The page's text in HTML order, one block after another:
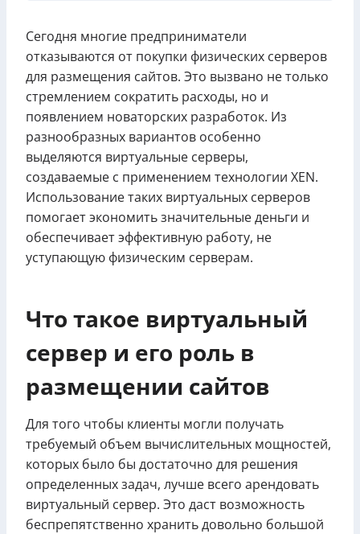
Сегодня многие предприниматели
отказываются от покупки физических серверов
для размещения сайтов. Это вызвано не только
стремлением сократить расходы, но и
появлением новаторских разработок. Из
разнообразных вариантов особенно
выделяются виртуальные серверы,
создаваемые с применением технологии XEN.
Использование таких виртуальных серверов
помогает экономить значительные деньги и
обеспечивает эффективную работу, не
уступающую физическим серверам.
Что такое виртуальный
сервер и его роль в
размещении сайтов
Для того чтобы клиенты могли получать
требуемый объем вычислительных мощностей,
которых было бы достаточно для решения
определенных задач, лучше всего арендовать
виртуальный сервер. Это даст возможность
беспрепятственно хранить довольно большой